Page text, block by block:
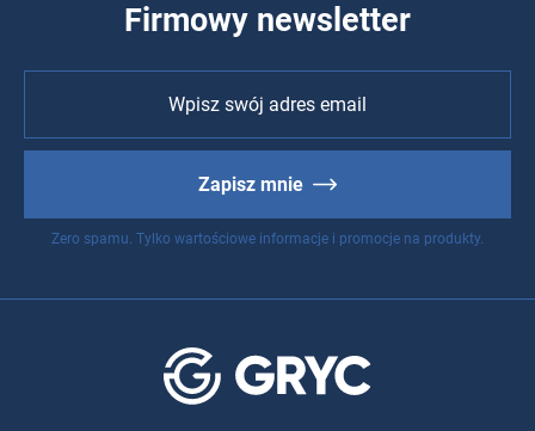
Firmowy newsletter
Zapisz mnie
Zero spamu. Tylko wartościowe informacje i promocje na produkty.